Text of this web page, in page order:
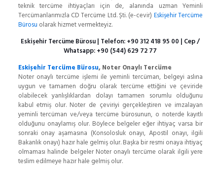
teknik tercüme ihtiyaçları için de, alanında uzman Yeminli
Tercümanlarımızla CD Tercüme Ltd. Şti. (e-cevir) Eskişehir Tercüme
Bürosu olarak hizmet vermekteyiz.
Eskişehir Tercüme Bürosu| Telefon:+90 312 418 95 00 | Cep /
Whatsapp:+90 (544) 629 72 77
Eskişehir Tercüme Bürosu, Noter Onaylı Tercüme
Noter onaylı tercüme işlemi ile yeminli tercüman, belgeyi aslına
uygun ve tamamen doğru olarak tercüme ettiğini ve çeviride
olabilecek yanlışlıklardan dolayı tamamen sorumlu olduğunu
kabul etmiş olur. Noter de çeviriyi gerçekleştiren ve imzalayan
yeminli tercüman ve/veya tercüme bürosunun, o noterde kayıtlı
olduğunu onaylamış olur. Böylece belgeler eğer ihtiyaç varsa bir
sonraki onay aşamasına (Konsolosluk onayı, Apostil onayı, ilgili
Bakanlık onayı) hazır hale gelmiş olur. Başka bir resmi onaya ihtiyaç
olmaması halinde belgeler Noter onaylı tercüme olarak ilgili yere
teslim edilmeye hazır hale gelmiş olur.